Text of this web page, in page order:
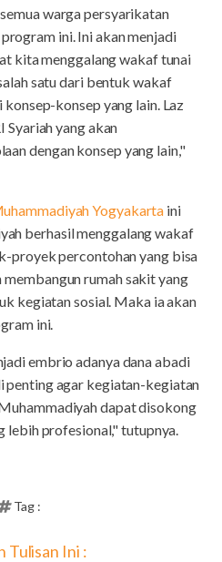
warga persyarikatan
ini. Ini akan menjadi
kita menggalang wakaf tunai
satu dari bentuk wakaf
konsep yang lain. Laz
Syariah yang akan
dengan konsep yang lain,"
Yogyakarta ini
berhasil menggalang wakaf
proyek percontohan yang bisa
rumah sakit yang
kegiatan sosial. Maka ia akan
ini.
embrio adanya dana abadi
penting agar kegiatan-kegiatan
dapat disokong
lebih profesional," tutupnya.
Tag :
Tulisan Ini :